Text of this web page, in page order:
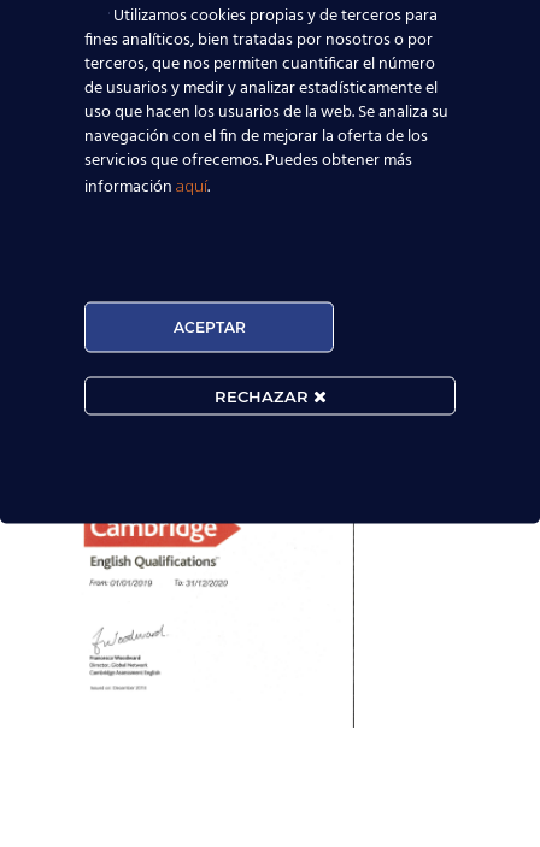
Utilizamos cookies propias y de terceros para
fines analíticos, bien tratadas por nosotros o por
terceros, que nos permiten cuantificar el número
de usuarios y medir y analizar estadísticamente el
uso que hacen los usuarios de la web. Se analiza su
navegación con el fin de mejorar la oferta de los
servicios que ofrecemos. Puedes obtener más
información aquí.
ACEPTAR
RECHAZAR